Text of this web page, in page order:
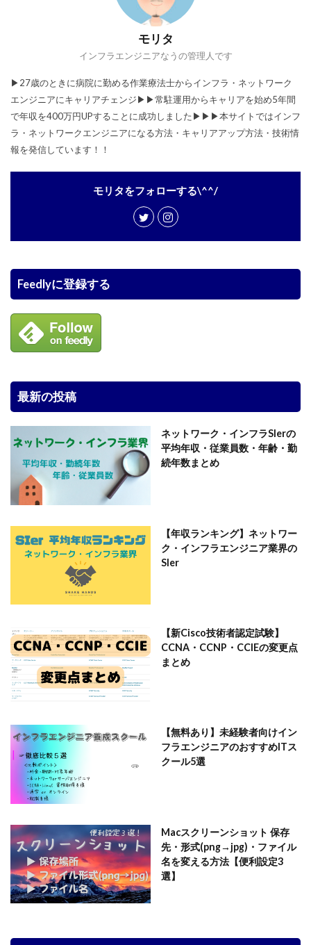
モリタ
インフラエンジニアなうの管理人です
▶︎27歳のときに病院に勤める作業療法士からインフラ・ネットワーク
エンジニアにキャリアチェンジ▶︎▶︎常駐運用からキャリアを始め5年間
で年収を400万円UPすることに成功しました▶︎▶︎▶︎本サイトではインフ
ラ・ネットワークエンジニアになる方法・キャリアアップ方法・技術情
報を発信しています！！
モリタをフォローする\^^/
Feedlyに登録する
最新の投稿
ネットワーク・インフラSIerの
平均年収・従業員数・年齢・勤
続年数まとめ
【年収ランキング】ネットワー
ク・インフラエンジニア業界の
SIer
【新Cisco技術者認定試験】
CCNA・CCNP・CCIEの変更点
まとめ
【無料あり】未経験者向けイン
フラエンジニアのおすすめITス
クール5選
Macスクリーンショット 保存
先・形式(png→jpg)・ファイル
名を変える方法【便利設定3
選】